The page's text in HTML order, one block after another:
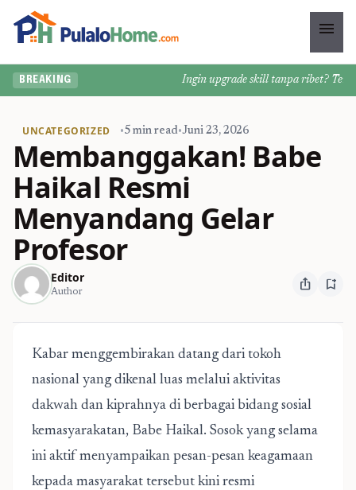
menu
BREAKING Ingin upgrade skill tanpa ribet?
UNCATEGORIZED •5 min read•Juni 23, 2026
Membanggakan! Babe
Haikal Resmi
Menyandang Gelar
Profesor
Editor
Author ios_share bookmark_add
Kabar menggembirakan datang dari tokoh
nasional yang dikenal luas melalui aktivitas
dakwah dan kiprahnya di berbagai bidang sosial
kemasyarakatan, Babe Haikal. Sosok yang selama
ini aktif menyampaikan pesan-pesan keagamaan
kepada masyarakat tersebut kini resmi